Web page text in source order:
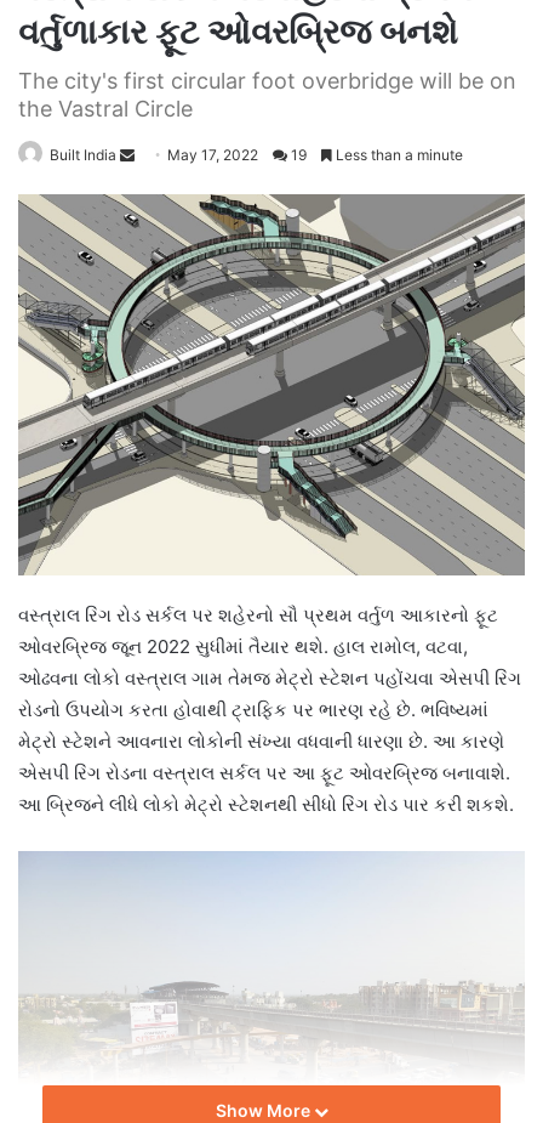
વર્તુળાકાર ફૂટ ઓવરબ્રિજ બનશે
The city's first circular foot overbridge will be on
the Vastral Circle
Built India
Send
email
May 17, 2022 19 Less than a minute
વસ્ત્રાલ રિંગ રોડ સર્કલ પર શહેરનો સૌ પ્રથમ વર્તુળ આકારનો ફૂટ
ઓવરબ્રિજ જૂન 2022 સુધીમાં તૈયાર થશે. હાલ રામોલ, વટવા,
ઓઢવના લોકો વસ્ત્રાલ ગામ તેમજ મેટ્રો સ્ટેશન પહોંચવા એસપી રિંગ
રોડનો ઉપયોગ કરતા હોવાથી ટ્રાફિક પર ભારણ રહે છે. ભવિષ્યમાં
મેટ્રો સ્ટેશને આવનારા લોકોની સંખ્યા વધવાની ધારણા છે. આ કારણે
એસપી રિંગ રોડના વસ્ત્રાલ સર્કલ પર આ ફૂટ ઓવરબ્રિજ બનાવાશે.
આ બ્રિજને લીધે લોકો મેટ્રો સ્ટેશનથી સીધો રિંગ રોડ પાર કરી શકશે.
Show More